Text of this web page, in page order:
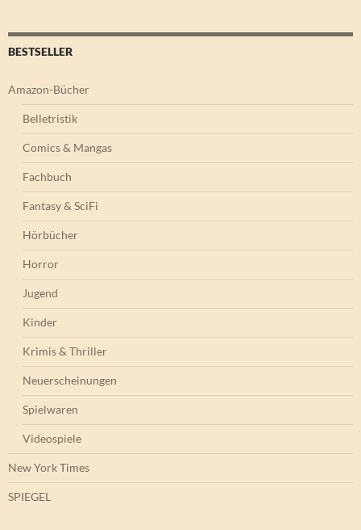
BESTSELLER
Amazon-Bücher
Belletristik
Comics & Mangas
Fachbuch
Fantasy & SciFi
Hörbücher
Horror
Jugend
Kinder
Krimis & Thriller
Neuerscheinungen
Spielwaren
Videospiele
New York Times
SPIEGEL